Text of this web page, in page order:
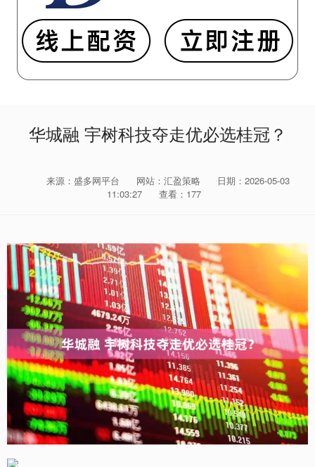
华城融 宇树科技夺走优必选桂冠？
来源：盛多网平台 网站：汇盈策略
日期：2026-05-03
11:03:27
查看：177